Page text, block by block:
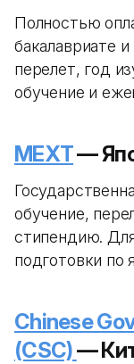
Полностью
бакалавриате
перелет, год
обучение и
MEXT—
обучение,
стипендию.
подготовки по
Chinese
(CSC)—